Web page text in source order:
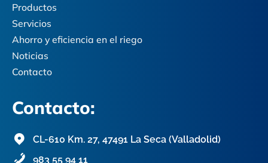
Productos
Servicios
Ahorro y eficiencia en el riego
Noticias
Contacto
Contacto:
CL-610 Km. 27, 47491 La Seca (Valladolid)
983 55 94 11